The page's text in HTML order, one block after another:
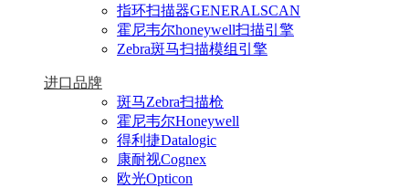
指环扫描器GENERALSCAN
霍尼韦尔honeywell扫描引擎
Zebra斑马扫描模组引擎
进口品牌
斑马Zebra扫描枪
霍尼韦尔Honeywell
得利捷Datalogic
康耐视Cognex
欧光Opticon